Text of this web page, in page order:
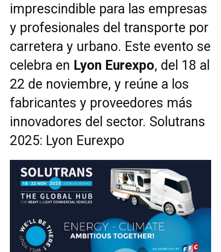
imprescindible para las empresas
y profesionales del transporte por
carretera y urbano. Este evento se
celebra en Lyon Eurexpo, del 18 al
22 de noviembre, y reúne a los
fabricantes y proveedores más
innovadores del sector. Solutrans
2025: Lyon Eurexpo